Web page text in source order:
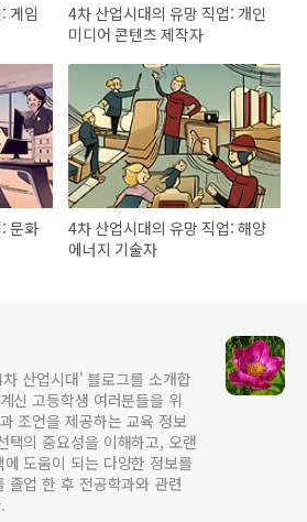
게임
4차 산업시대의 유망 직업: 개인
미디어 콘텐츠 제작자
문화
4차 산업시대의 유망 직업: 해양
에너지 기술자
산업시대' 블로그를 소개합
신 고등학생 여러분들을 위
조언을 제공하는 교육 정보
택의 중요성을 이해하고, 오랜
도움이 되는 다양한 정보를
졸업 한 후 전공학과와 관련